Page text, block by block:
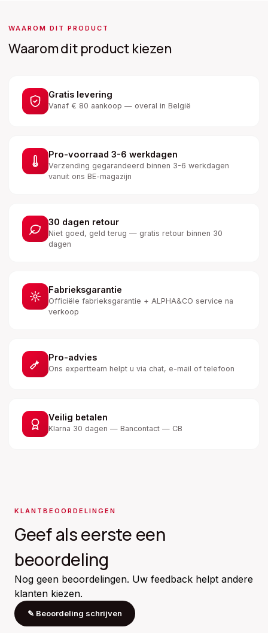
WAAROM DIT PRODUCT
Waarom dit product kiezen
Gratis levering
Vanaf € 80 aankoop — overal in België
Pro-voorraad 3-6 werkdagen
Verzending gegarandeerd binnen 3-6 werkdagen
vanuit ons BE-magazijn
30 dagen retour
Niet goed, geld terug — gratis retour binnen 30
dagen
Fabrieksgarantie
Officiële fabrieksgarantie + ALPHA&CO service na
verkoop
Pro-advies
Ons expertteam helpt u via chat, e-mail of telefoon
Veilig betalen
Klarna 30 dagen — Bancontact — CB
KLANTBEOORDELINGEN
Geef als eerste een
beoordeling
Nog geen beoordelingen. Uw feedback helpt andere
klanten kiezen.
✎ Beoordeling schrijven